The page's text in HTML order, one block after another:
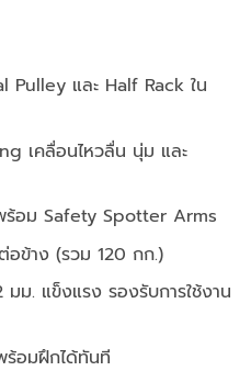
Pulley และ Half Rack ใน
เคลื่อนไหวลื่น นุ่ม และ
อม Safety Spotter Arms
ข้าง (รวม 120 กก.)
ม. แข็งแรง รองรับการใช้งาน
อมฝึกได้ทันที